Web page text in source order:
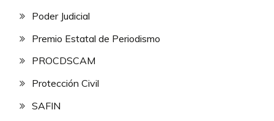
Poder Judicial
Premio Estatal de Periodismo
PROCDSCAM
Protección Civil
SAFIN